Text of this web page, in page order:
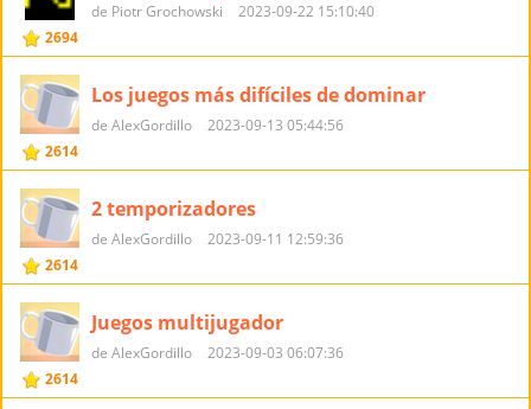
2694
de Piotr Grochowski 2023-09-22 15:10:40
2614
Los juegos más difíciles de dominar
de AlexGordillo 2023-09-13 05:44:56
2614
2 temporizadores
de AlexGordillo 2023-09-11 12:59:36
2614
Juegos multijugador
de AlexGordillo 2023-09-03 06:07:36